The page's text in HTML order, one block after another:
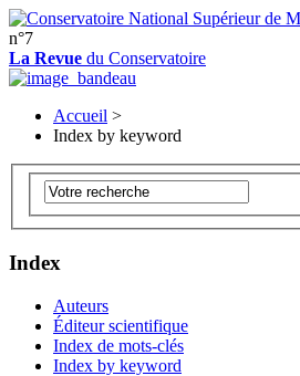
n°7
La Revue du Conservatoire
Accueil >
Index by keyword
Index
Auteurs
Éditeur scientifique
Index de mots-clés
Index by keyword